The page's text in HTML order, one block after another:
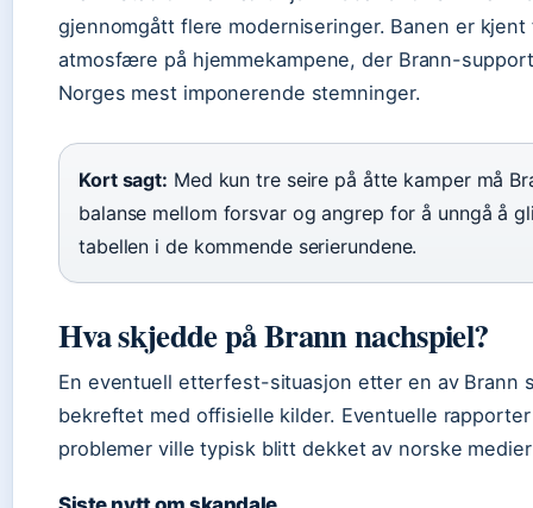
gjennomgått flere moderniseringer. Banen er
atmosfære på hjemmekampene, der Brann-
Norges mest imponerende stemninger.
Kort sagt: Med kun tre seire på åtte kamper må
balanse mellom forsvar og angrep for å unngå å
tabellen i de kommende serierundene.
Hva skjedde på Brann nachspiel?
En eventuell etterfest-situasjon etter en av Brann
bekreftet med offisielle kilder. Eventuelle
problemer ville typisk blitt dekket av norske medier